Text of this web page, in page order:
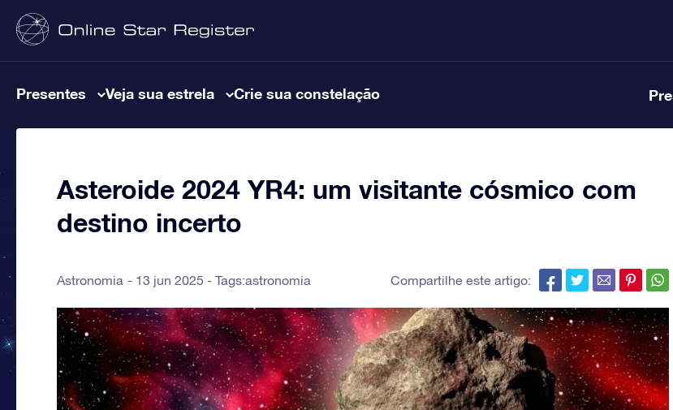
Presentes Veja sua estrela Crie sua constelação
Asteroide 2024 YR4: um visitante cósmico com
destino incerto
Astronomia 13 jun 2025 - Tags:astronomia Compartilhe este artigo: